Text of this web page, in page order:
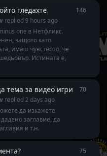
гледахте
replied9 hours ago
one в Нетфликс.
защото като
имаш чувството, че
Истината е,
146
тема за видео игри
replied2 days ago
да изкажете
заглавие, да
и т.н.
70
75